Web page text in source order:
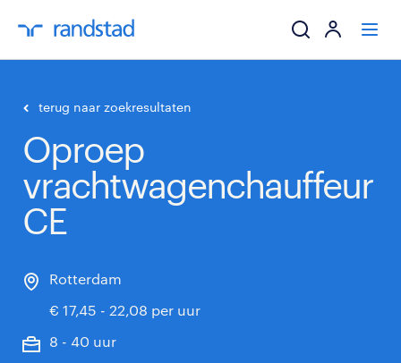
mijn carrière
terug naar zoekresultaten
Oproep
vrachtwagenchauffeur
CE
Rotterdam
€ 17,45 - 22,08 per uur
8 - 40 uur